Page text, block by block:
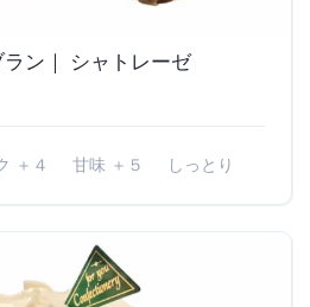
ン｜ シャトレーゼ
＋４ 甘味 ＋５ しっとり